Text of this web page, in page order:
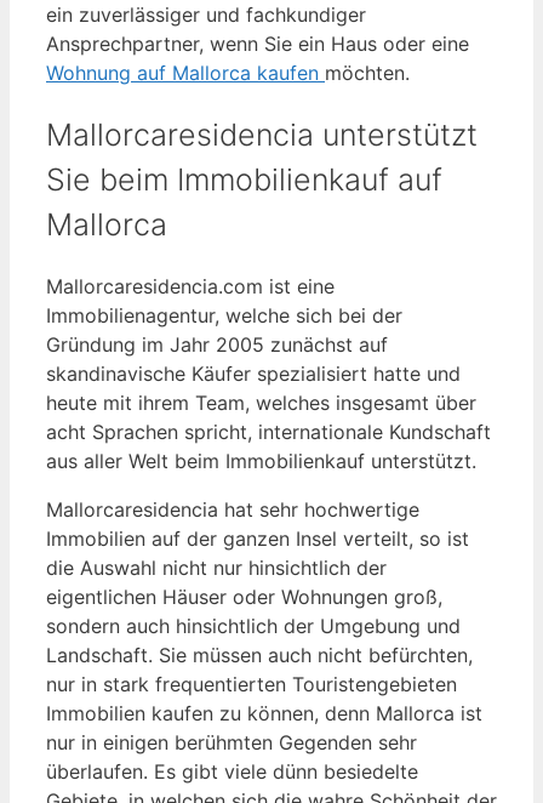
ein zuverlässiger und fachkundiger
Ansprechpartner, wenn Sie ein Haus oder eine
Wohnung auf Mallorca kaufen möchten.
Mallorcaresidencia unterstützt
Sie beim Immobilienkauf auf
Mallorca
Mallorcaresidencia.com ist eine
Immobilienagentur, welche sich bei der
Gründung im Jahr 2005 zunächst auf
skandinavische Käufer spezialisiert hatte und
heute mit ihrem Team, welches insgesamt über
acht Sprachen spricht, internationale Kundschaft
aus aller Welt beim Immobilienkauf unterstützt.
Mallorcaresidencia hat sehr hochwertige
Immobilien auf der ganzen Insel verteilt, so ist
die Auswahl nicht nur hinsichtlich der
eigentlichen Häuser oder Wohnungen groß,
sondern auch hinsichtlich der Umgebung und
Landschaft. Sie müssen auch nicht befürchten,
nur in stark frequentierten Touristengebieten
Immobilien kaufen zu können, denn Mallorca ist
nur in einigen berühmten Gegenden sehr
überlaufen. Es gibt viele dünn besiedelte